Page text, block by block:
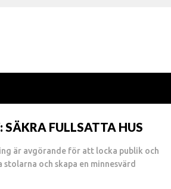
FULLSATTA HUS
är avgörande för att locka publik och
och skapa en minnesvärd